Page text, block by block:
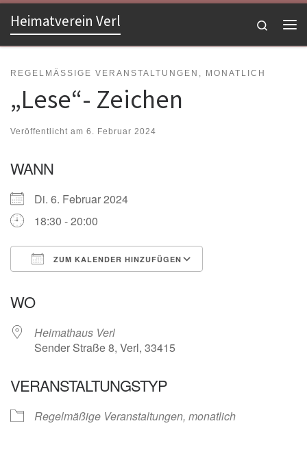
Zum Inhalt springen
Heimatverein Verl
Search
REGELMÄSSIGE VERANSTALTUNGEN, MONATLICH
„Lese“- Zeichen
Veröffentlicht am 6. Februar 2024
WANN
Di. 6. Februar 2024
18:30 - 20:00
ZUM KALENDER HINZUFÜGEN
WO
Heimathaus Verl
Sender Straße 8, Verl, 33415
VERANSTALTUNGSTYP
Regelmäßige Veranstaltungen, monatlich